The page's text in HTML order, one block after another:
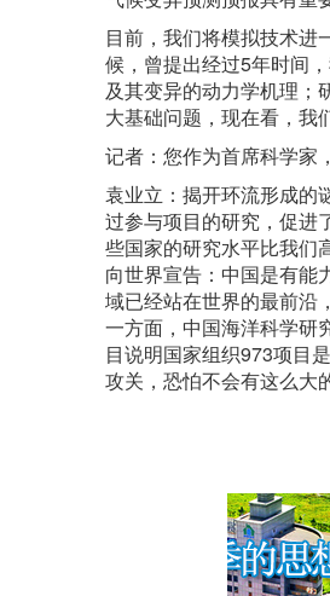
目前，我们将模拟技术进
候，曾提出经过5年时间
及其变异的动力学机理；
大基础问题，现在看，我
记者：您作为首席科学家
袁业立：揭开环流形成的
过参与项目的研究，促进
些国家的研究水平比我们
向世界宣告：中国是有能
域已经站在世界的最前沿
一方面，中国海洋科学研
目说明国家组织973项目
攻关，恐怕不会有这么大